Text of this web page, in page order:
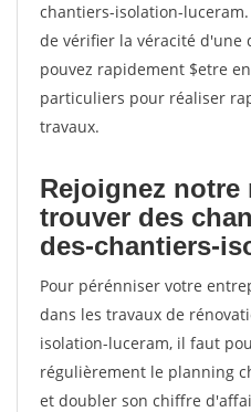
chantiers-isolation-
de vérifier la véracité d'une
pouvez rapidement $etre
particuliers pour réaliser
travaux.
Rejoignez notre
trouver des
des-chantiers-
Pour pérénniser votre
dans les travaux de
isolation-luceram, il faut
régulièrement le planning
et doubler son chiffre